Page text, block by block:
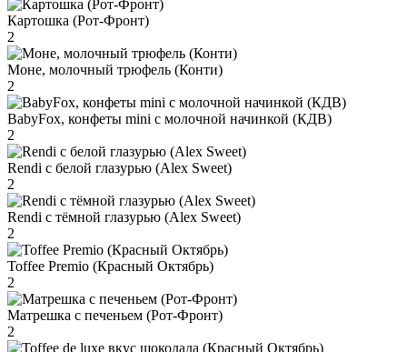
Картошка (Рот-Фронт)
2
Моне, молочный трюфель (Конти)
2
BabyFox, конфеты mini c молочной начинкой (КДВ)
2
Rendi с белой глазурью (Alex Sweet)
2
Rendi с тёмной глазурью (Alex Sweet)
2
Toffee Premio (Красный Октябрь)
2
Матрешка с печеньем (Рот-Фронт)
2